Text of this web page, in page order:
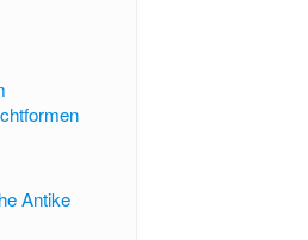
Antike